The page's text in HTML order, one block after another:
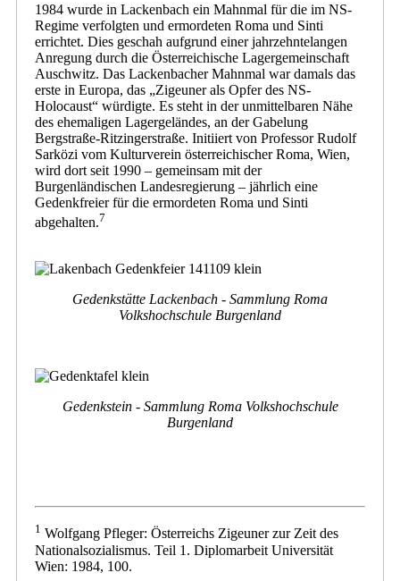
1984 wurde in Lackenbach ein Mahnmal für die im NS-
Regime verfolgten und ermordeten Roma und Sinti
errichtet. Dies geschah aufgrund einer jahrzehntelangen
Anregung durch die Österreichische Lagergemeinschaft
Auschwitz. Das Lackenbacher Mahnmal war damals das
erste in Europa, das „Zigeuner als Opfer des NS-
Holocaust“ würdigte. Es steht in der unmittelbaren Nähe
des ehemaligen Lagergeländes, an der Gabelung
Bergstraße-Ritzingerstraße. Initiiert von Professor Rudolf
Sarközi vom Kulturverein österreichischer Roma, Wien,
wird dort seit 1990 – gemeinsam mit der
Burgenländischen Landesregierung – jährlich eine
Gedenkfreier für die ermordeten Roma und Sinti
abgehalten.7
Gedenkstätte Lackenbach - Sammlung Roma
Volkshochschule Burgenland
Gedenkstein - Sammlung Roma Volkshochschule
Burgenland
1 Wolfgang Pfleger: Österreichs Zigeuner zur Zeit des
Nationalsozialismus. Teil 1. Diplomarbeit Universität
Wien: 1984, 100.